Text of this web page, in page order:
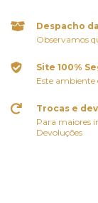
Despacho
Observamos
Site 100%
Este ambiente
Trocas e
Para maiores
Devoluções